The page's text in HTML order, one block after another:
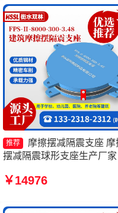
家
推荐
摩擦摆减隔震支座 摩
摆减隔震球形支座生产厂
350-3.81生产厂家 摩擦隔
￥14976